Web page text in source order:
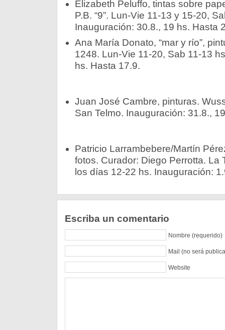
Elizabeth Peluffo, tintas sobre
P.B. “9”. Lun-Vie 11-13 y 15-20,
Inauguración: 30.8., 19 hs. Hasta
Ana María Donato, “mar y río”,
1248. Lun-Vie 11-20, Sab 11-13
hs. Hasta 17.9.­
Juan José Cambre, pinturas.
San Telmo. Inauguración: 31.8.,
Patricio Larrambebere/Martín
fotos. Curador: Diego Perrotta. La
los días 12-22 hs. Inauguración:
Escriba un comentario
Nombre (requerido)
Mail (no será
Website